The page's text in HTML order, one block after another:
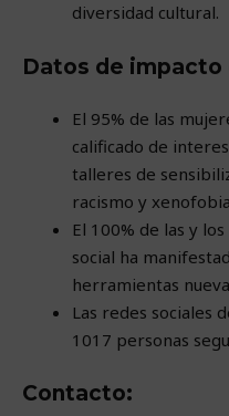
diversidad cultural.
Datos de impacto
El 95% de las
calificado de
talleres de
racismo y
El 100% de las y
social ha
herramientas
Las redes sociales
1017 personas
Contacto: